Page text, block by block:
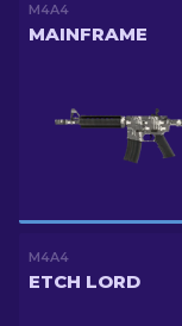
M4A4
MAINFRAME
M4A4
ETCH LORD